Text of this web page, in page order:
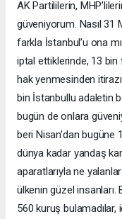
AK Partililerin,
güveniyorum. Nasıl 31
farkla İstanbul’u ona
iptal ettiklerinde, 13 bin
hak yenmesinden
bin İstanbullu adaletin
bugün de onlara
beri Nisan’dan bugüne
dünya kadar yandaş
aparatlarıyla ne yalanlar
ülkenin güzel insanları.
560 kuruş bulamadılar,